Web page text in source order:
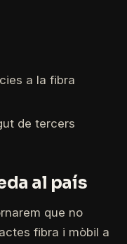
a la fibra
de tercers
al país
que no
fibra i mòbil a